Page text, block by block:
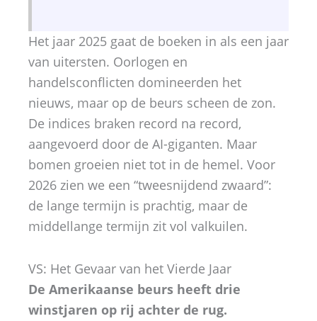
Het jaar 2025 gaat de boeken in als een jaar
van uitersten. Oorlogen en
handelsconflicten domineerden het
nieuws, maar op de beurs scheen de zon.
De indices braken record na record,
aangevoerd door de AI-giganten. Maar
bomen groeien niet tot in de hemel. Voor
2026 zien we een “tweesnijdend zwaard”:
de lange termijn is prachtig, maar de
middellange termijn zit vol valkuilen.
VS: Het Gevaar van het Vierde Jaar
De Amerikaanse beurs heeft drie
winstjaren op rij achter de rug.